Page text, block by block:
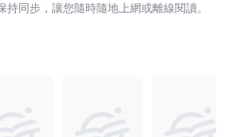
同步，讓您隨時隨地上網或離線閱讀。